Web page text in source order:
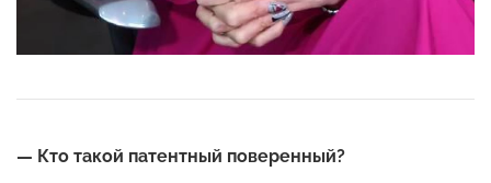
— Кто такой патентный поверенный?